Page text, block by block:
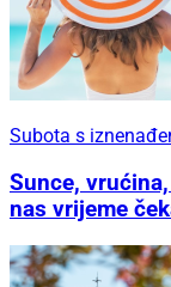
Subota s
Sunce,
nas vrijeme